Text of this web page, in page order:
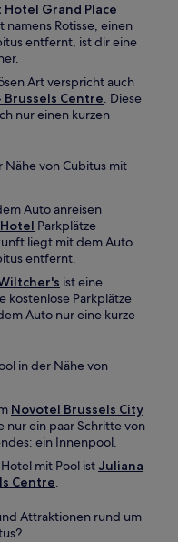
Grand Place
namens Rotisse, einen
entfernt, ist dir eine
Art verspricht auch
Brussels Centre. Diese
nur einen kurzen
Nähe von Cubitus mit
Auto anreisen
Parkplätze
liegt mit dem Auto
entfernt.
ist eine
Parkplätze
Auto nur eine kurze
in der Nähe von
Novotel Brussels City
nur ein paar Schritte von
ein Innenpool.
mit Pool ist Juliana
Centre.
Attraktionen rund um